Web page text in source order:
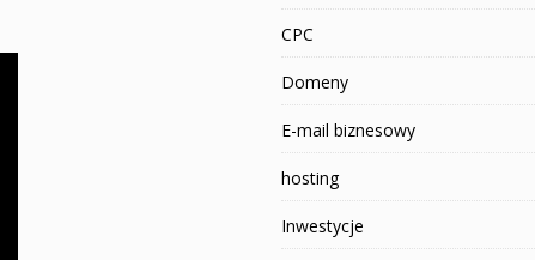
CPC
Domeny
E-mail biznesowy
hosting
Inwestycje